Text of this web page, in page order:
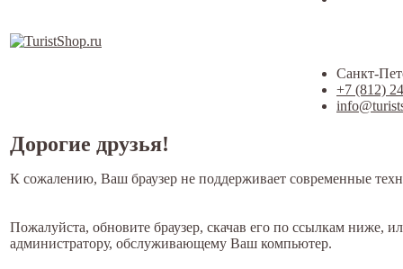
Санкт-
+7 (812)
Дорогие друзья!
К сожалению, Ваш браузер не поддерживает современные
Пожалуйста, обновите браузер, скачав его по ссылкам ниже,
администратору, обслуживающему Ваш компьютер.